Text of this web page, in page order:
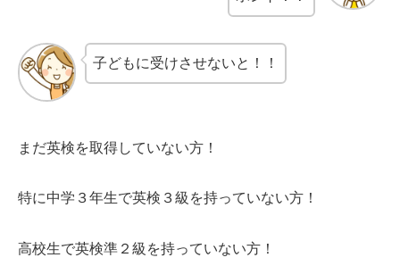
子どもに受けさせないと！！
まだ英検を取得していない方！
特に中学３年生で英検３級を持っていない方！
高校生で英検準２級を持っていない方！